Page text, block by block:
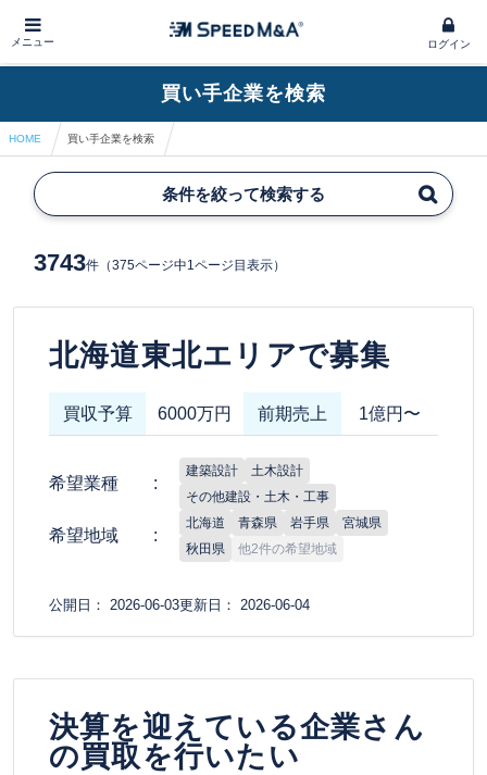
メニュー ログイン
買い手企業を検索
HOME 買い手企業を検索
条件を絞って検索する
3743件 （375ページ中1ページ目表示）
北海道東北エリアで募集
買収予算 6000万円 前期売上 1億円〜
希望業種
建築設計
土木設計
その他建設・土木・工事
希望地域
北海道 青森県 岩手県
宮城県
秋田県
他2件の希望地域
公開日： 2026-06-03更新日： 2026-06-04
決算を迎えている企業さん
の買取を行いたい